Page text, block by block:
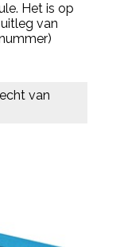
Het is op
van
van